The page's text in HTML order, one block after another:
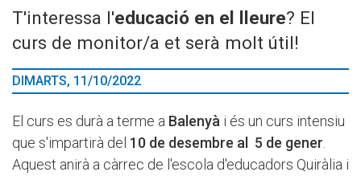
T'interessa l'educació en el lleure? El
curs de monitor/a et serà molt útil!
DIMARTS, 11/10/2022
El curs es durà a terme a Balenyà i és un curs intensiu
que s'impartirà del 10 de desembre al 5 de gener
Aquest anirà a càrrec de l'escola d'educadors Quiràlia i